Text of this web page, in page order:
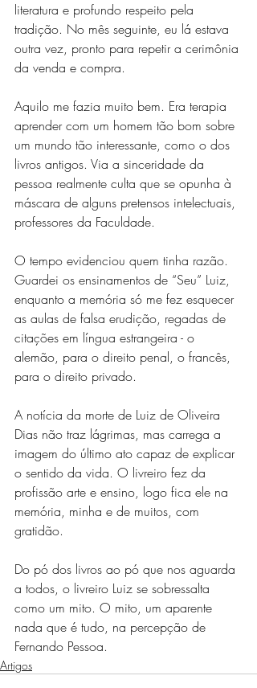
literatura e profundo respeito pela
tradição. No mês seguinte, eu lá estava
outra vez, pronto para repetir a cerimônia
da venda e compra.
Aquilo me fazia muito bem. Era terapia
aprender com um homem tão bom sobre
um mundo tão interessante, como o dos
livros antigos. Via a sinceridade da
pessoa realmente culta que se opunha à
máscara de alguns pretensos intelectuais,
professores da Faculdade.
O tempo evidenciou quem tinha razão.
Guardei os ensinamentos de “Seu” Luiz,
enquanto a memória só me fez esquecer
as aulas de falsa erudição, regadas de
citações em língua estrangeira - o
alemão, para o direito penal, o francês,
para o direito privado.
A notícia da morte de Luiz de Oliveira
Dias não traz lágrimas, mas carrega a
imagem do último ato capaz de explicar
o sentido da vida. O livreiro fez da
profissão arte e ensino, logo fica ele na
memória, minha e de muitos, com
gratidão.
Do pó dos livros ao pó que nos aguarda
a todos, o livreiro Luiz se sobressalta
como um mito. O mito, um aparente
nada que é tudo, na percepção de
Fernando Pessoa.
Artigos